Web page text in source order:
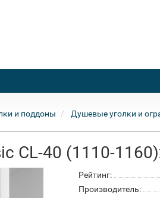
и поддоны Душевые уголки и
CL-40 (1110-
Рейтинг:
Производитель: